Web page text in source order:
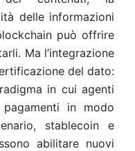
delle informazioni
può offrire
Ma l’integrazione
del dato:
in cui agenti
in modo
stablecoin e
abilitare nuovi